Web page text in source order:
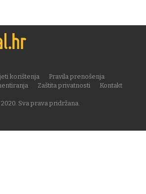
Sva prava pridržana.
korištenja
Pravila prenošenja
Zaštita privatnosti
Kontakt